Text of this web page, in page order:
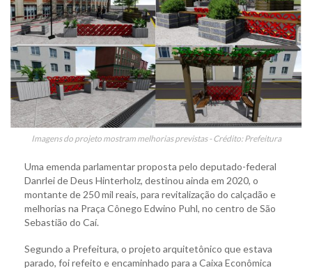
Imagens do projeto mostram melhorias previstas - Crédito: Prefeitura
Uma emenda parlamentar proposta pelo deputado-federal
Danrlei de Deus Hinterholz, destinou ainda em 2020, o
montante de 250 mil reais, para revitalização do calçadão e
melhorias na Praça Cônego Edwino Puhl, no centro de São
Sebastião do Caí.
Segundo a Prefeitura, o projeto arquitetônico que estava
parado, foi refeito e encaminhado para a Caixa Econômica